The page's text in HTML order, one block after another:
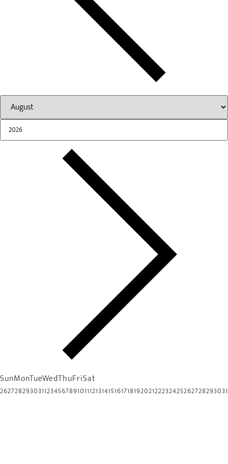
SunMonTueWedThuFriSat
26272829303112345678910111213141516171819202122232425262728293031